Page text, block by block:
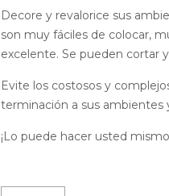
Decore y revalorice sus
son muy fáciles de colocar,
excelente. Se pueden cortar
Evite los costosos y
terminación a sus ambientes
¡Lo puede hacer usted